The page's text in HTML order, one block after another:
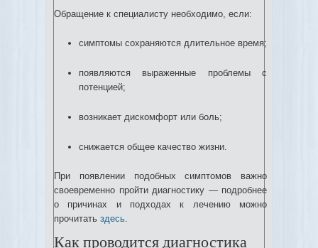
Обращение к специалисту необходимо, если:
симптомы сохраняются длительное время;
появляются выраженные проблемы с
потенцией;
возникает дискомфорт или боль;
снижается общее качество жизни.
При появлении подобных симптомов важно
своевременно пройти диагностику — подробнее
о причинах и подходах к лечению можно
прочитать здесь.
Как проводится диагностика